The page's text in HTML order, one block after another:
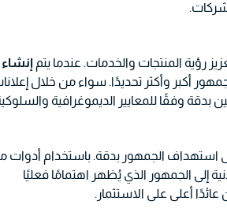
رؤية المنتجات والخدمات. عندما يتم إنشاء
أكبر وأكثر تحديدًا. سواء من خلال
وفقًا للمعايير الديموغرافية
استهداف الجمهور بدقة. باستخدام أدوات
إلى الجمهور الذي يُظهر اهتمامًا فعليًا
عائدًا أعلى على الاستثمار.